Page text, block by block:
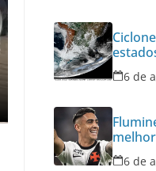
6 de
do Brasil
6 de